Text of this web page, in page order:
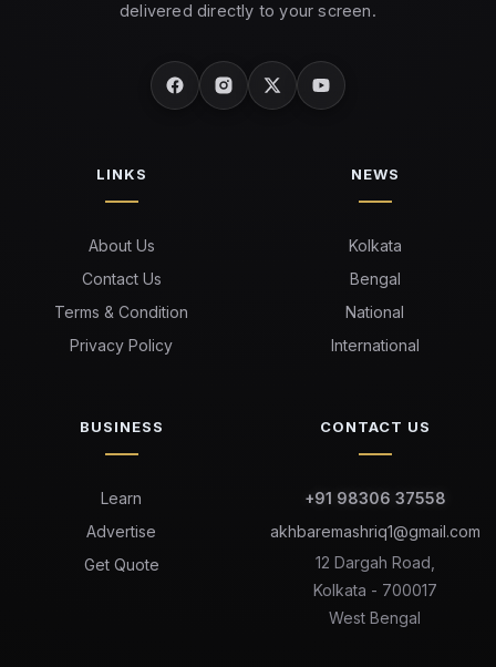
delivered directly to your screen.
LINKS
About Us
Contact Us
Terms & Condition
Privacy Policy
NEWS
Kolkata
Bengal
National
International
BUSINESS
Learn
Advertise
Get Quote
CONTACT US
+91 98306 37558
akhbaremashriq1@gmail.com
12 Dargah Road,
Kolkata - 700017
West Bengal